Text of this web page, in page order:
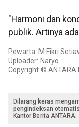
"Harmoni dan
publik. Artinya
Pewarta: M Fikri
Uploader: Naryo
Copyright © ANTARA
Dilarang keras
pengindeksan
Kantor Berita ANTARA.